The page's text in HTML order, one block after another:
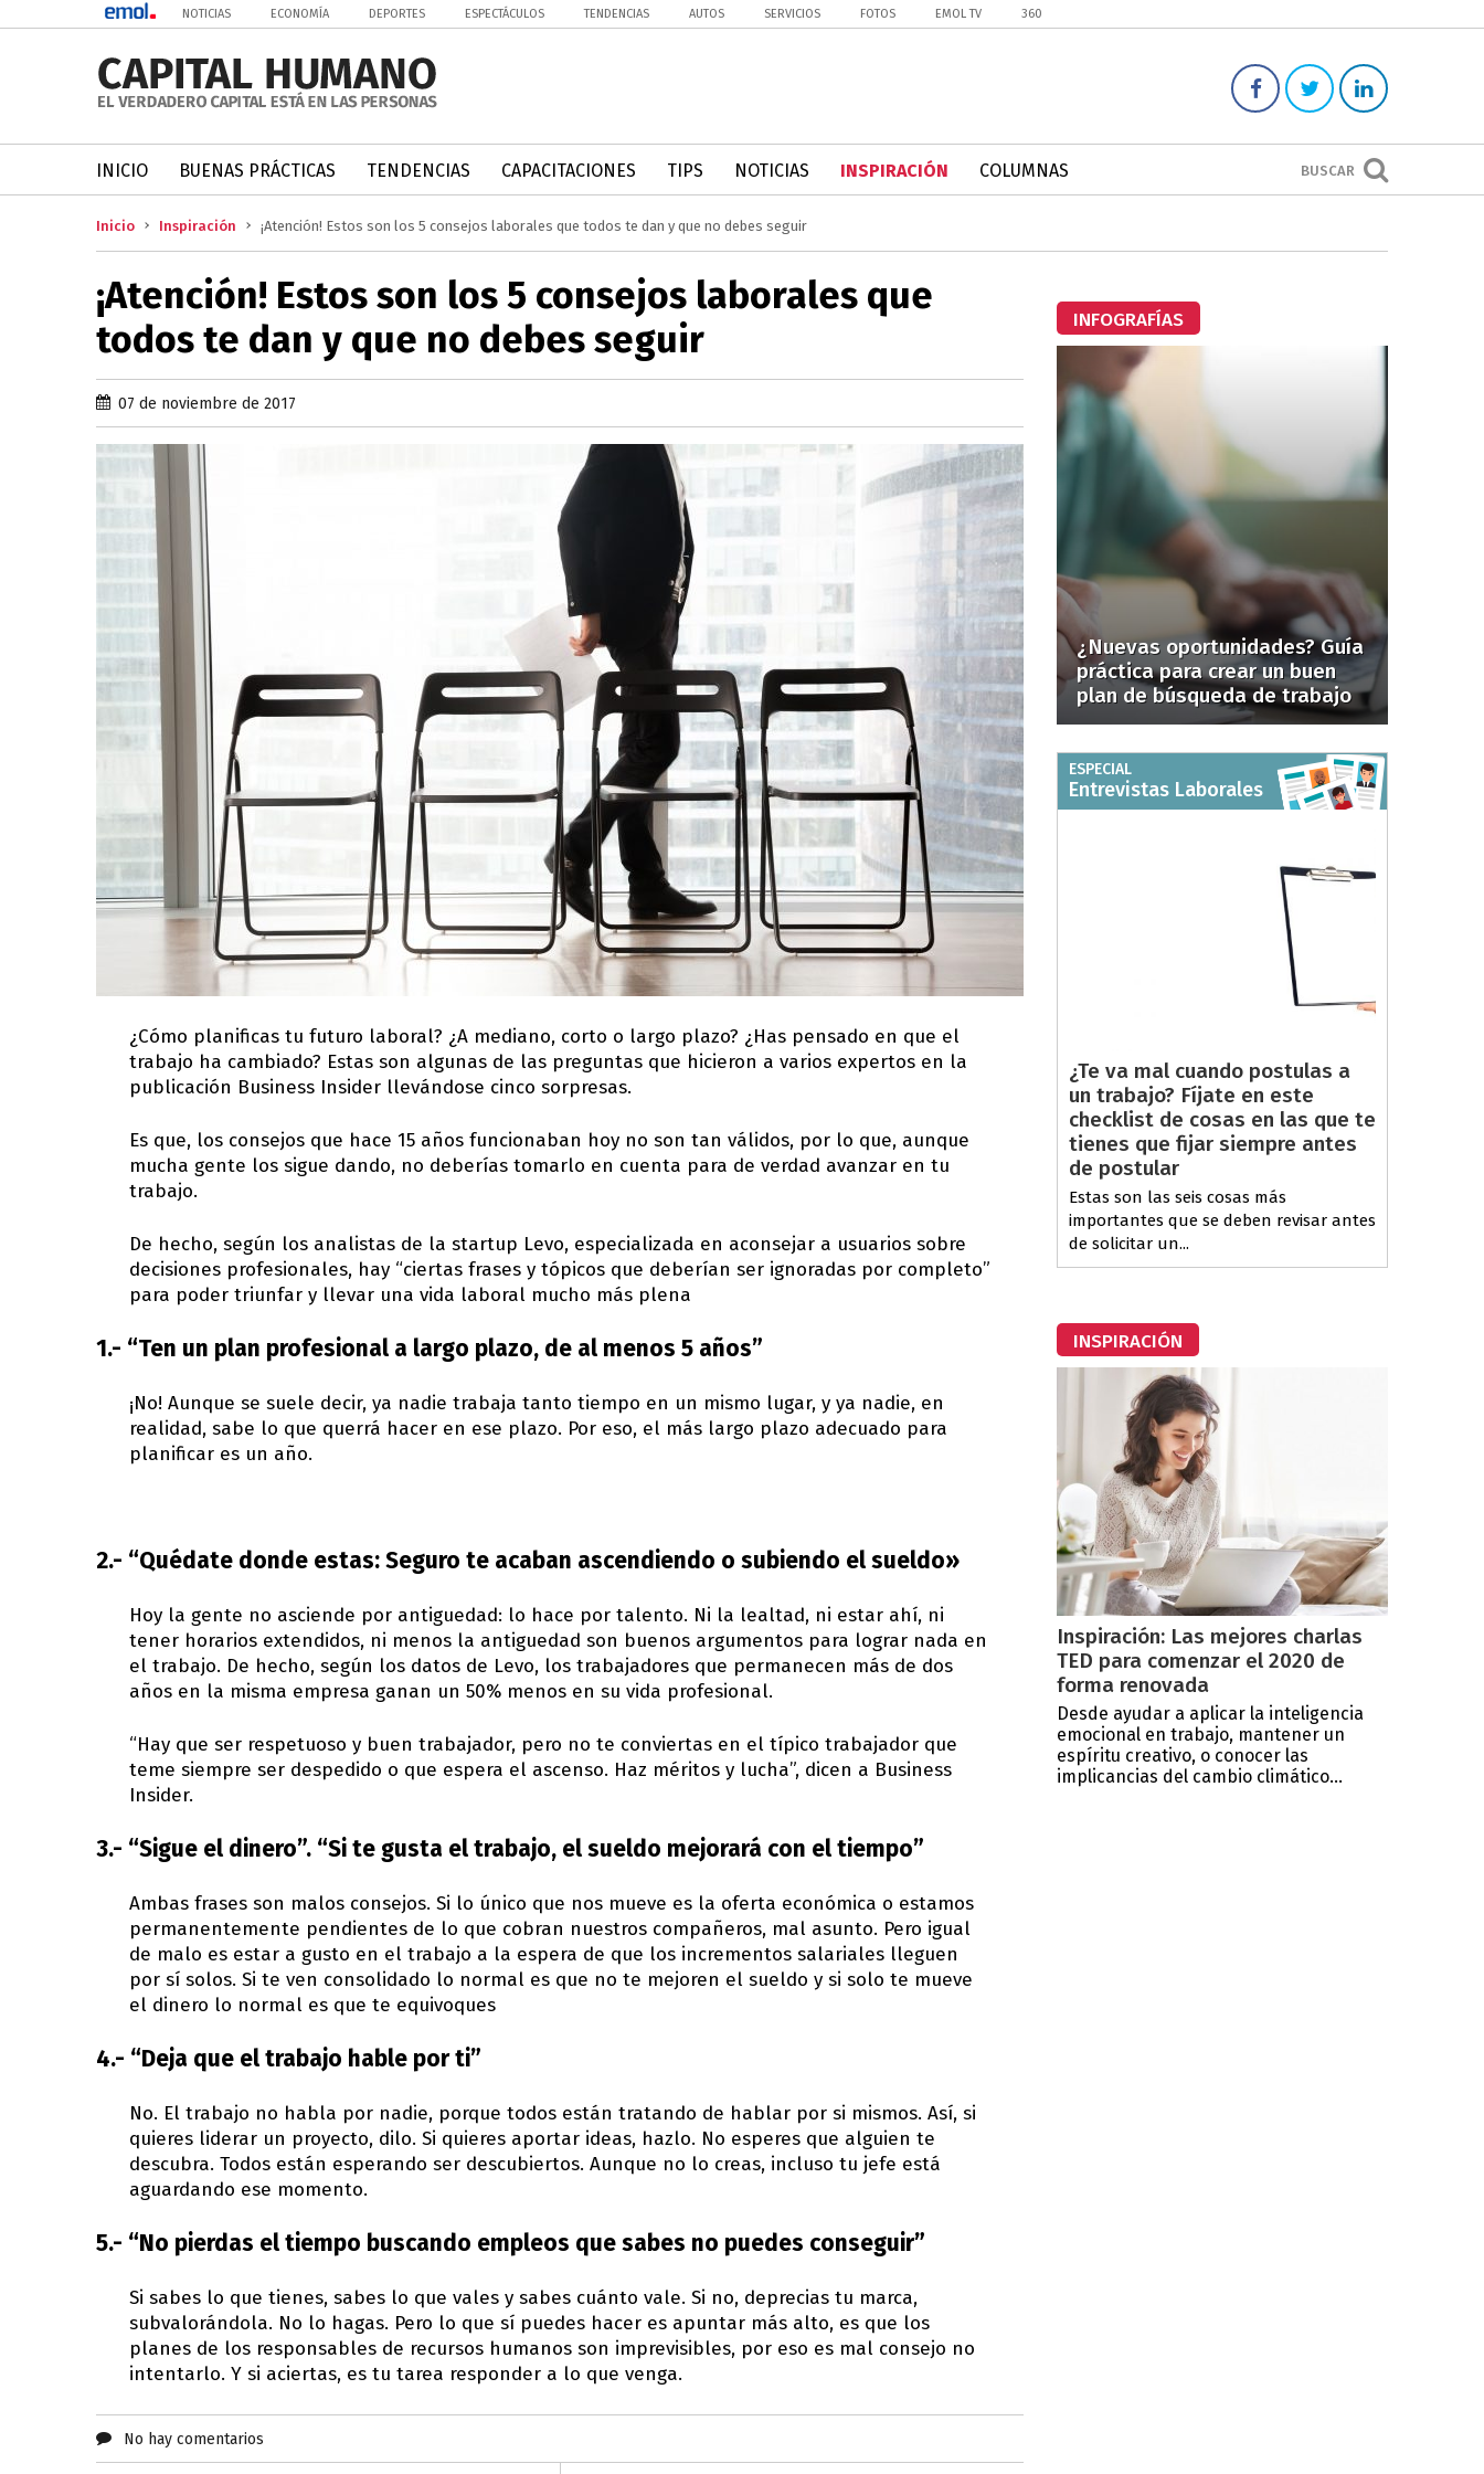
NOTICIAS ECONOMÍA DEPORTES ESPECTÁCULOS TENDENCIAS AUTOS SERVICIOS FOTOS EMOL TV 360
BUSCAR
INICIO BUENAS PRÁCTICAS TENDENCIAS CAPACITACIONES TIPS NOTICIAS INSPIRACIÓN COLUMNAS
Inicio Inspiración ¡Atención! Estos son los 5 consejos laborales que todos te dan y que no debes seguir
¡Atención! Estos son los 5 consejos laborales que
todos te dan y que no debes seguir
07 de noviembre de 2017
¿Cómo planificas tu futuro laboral? ¿A mediano, corto o largo plazo? ¿Has pensado en que el
trabajo ha cambiado? Estas son algunas de las preguntas que hicieron a varios expertos en la
publicación Business Insider llevándose cinco sorpresas.
Es que, los consejos que hace 15 años funcionaban hoy no son tan válidos, por lo que, aunque
mucha gente los sigue dando, no deberías tomarlo en cuenta para de verdad avanzar en tu
trabajo.
De hecho, según los analistas de la startup Levo, especializada en aconsejar a usuarios sobre
decisiones profesionales, hay “ciertas frases y tópicos que deberían ser ignoradas por completo”
para poder triunfar y llevar una vida laboral mucho más plena
1.- “Ten un plan profesional a largo plazo, de al menos 5 años”
¡No! Aunque se suele decir, ya nadie trabaja tanto tiempo en un mismo lugar, y ya nadie, en
realidad, sabe lo que querrá hacer en ese plazo. Por eso, el más largo plazo adecuado para
planificar es un año.
2.- “Quédate donde estas: Seguro te acaban ascendiendo o subiendo el sueldo»
Hoy la gente no asciende por antiguedad: lo hace por talento. Ni la lealtad, ni estar ahí, ni
tener horarios extendidos, ni menos la antiguedad son buenos argumentos para lograr nada en
el trabajo. De hecho, según los datos de Levo, los trabajadores que permanecen más de dos
años en la misma empresa ganan un 50% menos en su vida profesional.
“Hay que ser respetuoso y buen trabajador, pero no te conviertas en el típico trabajador que
teme siempre ser despedido o que espera el ascenso. Haz méritos y lucha”, dicen a Business
Insider.
3.- “Sigue el dinero”. “Si te gusta el trabajo, el sueldo mejorará con el tiempo”
Ambas frases son malos consejos. Si lo único que nos mueve es la oferta económica o estamos
permanentemente pendientes de lo que cobran nuestros compañeros, mal asunto. Pero igual
de malo es estar a gusto en el trabajo a la espera de que los incrementos salariales lleguen
por sí solos. Si te ven consolidado lo normal es que no te mejoren el sueldo y si solo te mueve
el dinero lo normal es que te equivoques
4.- “Deja que el trabajo hable por ti”
No. El trabajo no habla por nadie, porque todos están tratando de hablar por si mismos. Así, si
quieres liderar un proyecto, dilo. Si quieres aportar ideas, hazlo. No esperes que alguien te
descubra. Todos están esperando ser descubiertos. Aunque no lo creas, incluso tu jefe está
aguardando ese momento.
5.- “No pierdas el tiempo buscando empleos que sabes no puedes conseguir”
Si sabes lo que tienes, sabes lo que vales y sabes cuánto vale. Si no, deprecias tu marca,
subvalorándola. No lo hagas. Pero lo que sí puedes hacer es apuntar más alto, es que los
planes de los responsables de recursos humanos son imprevisibles, por eso es mal consejo no
intentarlo. Y si aciertas, es tu tarea responder a lo que venga.
No hay comentarios
INFOGRAFÍAS
¿Nuevas oportunidades? Guía
práctica para crear un buen
plan de búsqueda de trabajo
ESPECIAL
Entrevistas Laborales
¿Te va mal cuando postulas a
un trabajo? Fíjate en este
checklist de cosas en las que te
tienes que fijar siempre antes
de postular
Estas son las seis cosas más
importantes que se deben revisar antes
de solicitar un...
INSPIRACIÓN
Inspiración: Las mejores charlas
TED para comenzar el 2020 de
forma renovada
Desde ayudar a aplicar la inteligencia
emocional en trabajo, mantener un
espíritu creativo, o conocer las
implicancias del cambio climático...